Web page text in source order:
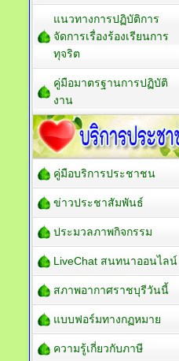
แนวทางการปฏิบัติการ
จัดการเรื่องร้องเรียนการ
ทุจริต
คู่มือมาตรฐานการปฏิบัติ
งาน
คู่มือบริการประชาชน
ข่าวประชาสัมพันธ์
ประมวลภาพกิจกรรม
LiveChat สนทนาออนไลน์
สภาพอากาศราชบุรีวันนี้
แบบฟอร์มทางกฏหมาย
ความรู้เกี่ยวกับภาษี